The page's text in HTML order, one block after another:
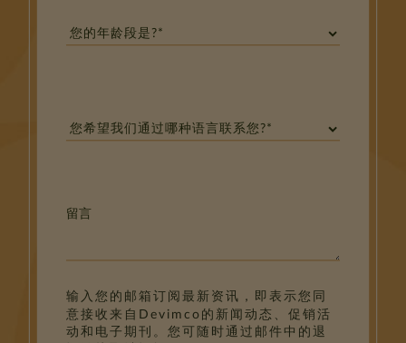
留言
输入您的邮箱订阅最新资讯，即表示您同
意接收来自Devimco的新闻动态、促销活
动和电子期刊。您可随时通过邮件中的退